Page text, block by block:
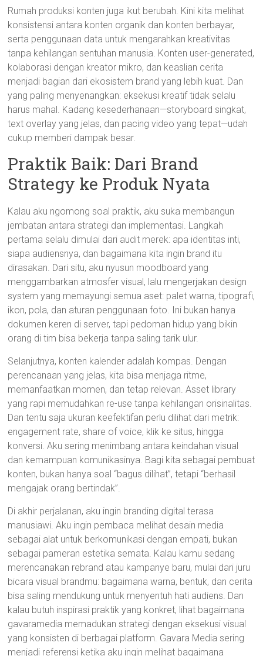
Rumah produksi konten juga ikut berubah. Kini kita melihat
konsistensi antara konten organik dan konten berbayar,
serta penggunaan data untuk mengarahkan kreativitas
tanpa kehilangan sentuhan manusia. Konten user-generated,
kolaborasi dengan kreator mikro, dan keaslian cerita
menjadi bagian dari ekosistem brand yang lebih kuat. Dan
yang paling menyenangkan: eksekusi kreatif tidak selalu
harus mahal. Kadang kesederhanaan—storyboard singkat,
text overlay yang jelas, dan pacing video yang tepat—udah
cukup memberi dampak besar.
Praktik Baik: Dari Brand
Strategy ke Produk Nyata
Kalau aku ngomong soal praktik, aku suka membangun
jembatan antara strategi dan implementasi. Langkah
pertama selalu dimulai dari audit merek: apa identitas inti,
siapa audiensnya, dan bagaimana kita ingin brand itu
dirasakan. Dari situ, aku nyusun moodboard yang
menggambarkan atmosfer visual, lalu mengerjakan design
system yang memayungi semua aset: palet warna, tipografi,
ikon, pola, dan aturan penggunaan foto. Ini bukan hanya
dokumen keren di server, tapi pedoman hidup yang bikin
orang di tim bisa bekerja tanpa saling tarik ulur.
Selanjutnya, konten kalender adalah kompas. Dengan
perencanaan yang jelas, kita bisa menjaga ritme,
memanfaatkan momen, dan tetap relevan. Asset library
yang rapi memudahkan re-use tanpa kehilangan orisinalitas.
Dan tentu saja ukuran keefektifan perlu dilihat dari metrik:
engagement rate, share of voice, klik ke situs, hingga
konversi. Aku sering menimbang antara keindahan visual
dan kemampuan komunikasinya. Bagi kita sebagai pembuat
konten, bukan hanya soal “bagus dilihat”, tetapi “berhasil
mengajak orang bertindak”.
Di akhir perjalanan, aku ingin branding digital terasa
manusiawi. Aku ingin pembaca melihat desain media
sebagai alat untuk berkomunikasi dengan empati, bukan
sebagai pameran estetika semata. Kalau kamu sedang
merencanakan rebrand atau kampanye baru, mulai dari juru
bicara visual brandmu: bagaimana warna, bentuk, dan cerita
bisa saling mendukung untuk menyentuh hati audiens. Dan
kalau butuh inspirasi praktik yang konkret, lihat bagaimana
gavaramedia memadukan strategi dengan eksekusi visual
yang konsisten di berbagai platform. Gavara Media sering
menjadi referensi ketika aku ingin melihat bagaimana